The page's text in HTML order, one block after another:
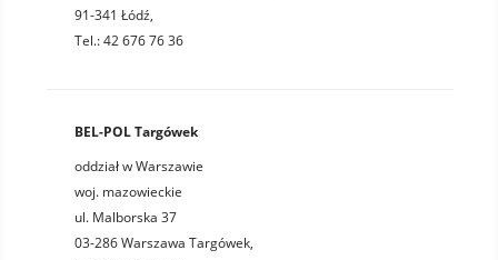
91-341 Łódź,
Tel.: 42 676 76 36
BEL-POL Targówek
oddział w Warszawie
woj. mazowieckie
ul. Malborska 37
03-286 Warszawa Targówek,